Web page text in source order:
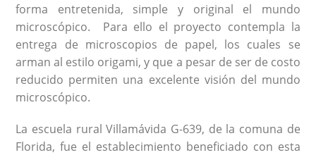
forma entretenida, simple y original el mundo
microscópico. Para ello el proyecto contempla la
entrega de microscopios de papel, los cuales se
arman al estilo origami, y que a pesar de ser de costo
reducido permiten una excelente visión del mundo
microscópico.
La escuela rural Villamávida G-639, de la comuna de
Florida, fue el establecimiento beneficiado con esta